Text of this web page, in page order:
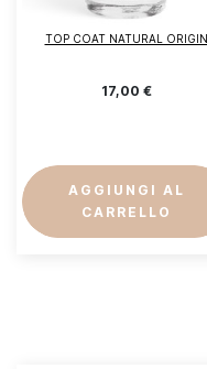
TOP COAT NATURAL ORIGIN
17,00 €
AGGIUNGI AL
CARRELLO